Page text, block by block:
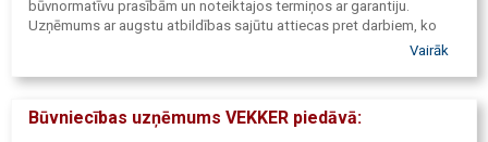
būvnormatīvu prasībām un noteiktajos termiņos ar garantiju.
Uzņēmums ar augstu atbildības sajūtu attiecas pret darbiem, ko
Vairāk
Būvniecības uzņēmums VEKKER piedāvā: